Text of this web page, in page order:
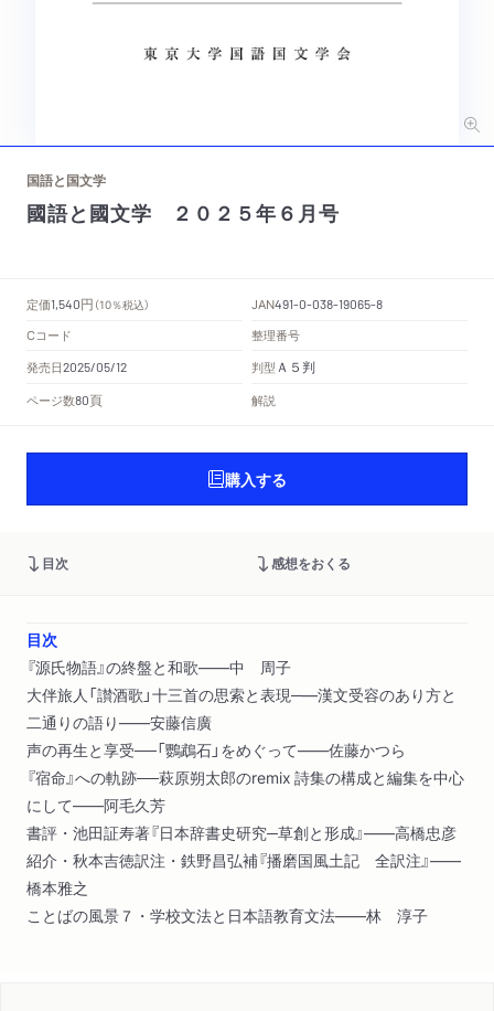
国語と国文学
國語と國文学 ２０２５年６月号
定価1,540円 （10％税込） JAN491-0-038-19065-8
Cコード
整理番号
発売日2025/05/12 判型 Ａ５判
ページ数80頁 解説
購入する
目次 感想をおくる
目次
『源氏物語』の終盤と和歌――中 周子
大伴旅人「讃酒歌」十三首の思索と表現─―漢文受容のあり方と
二通りの語り――安藤信廣
声の再生と享受──「鸚鵡石」をめぐって――佐藤かつら
『宿命』への軌跡──萩原朔太郎のremix 詩集の構成と編集を中心
にして――阿毛久芳
書評・池田証寿著『日本辞書史研究─草創と形成』――高橋忠彦
紹介・秋本吉徳訳注・鉄野昌弘補『播磨国風土記 全訳注』――
橋本雅之
ことばの風景７・学校文法と日本語教育文法――林 淳子